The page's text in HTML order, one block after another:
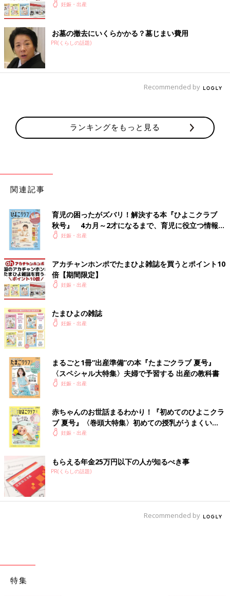
妊娠・出産
お墓の撤去にいくらかかる？墓じまい費用
PR(くらしの話題)
Recommended by
ランキングをもっと見る
関連記事
育児の困ったがズバリ！解決する本『ひよこクラブ
秋号』 4カ月～2才になるまで、育児に役立つ情報が
いっぱい！
妊娠・出産
アカチャンホンポでたまひよ雑誌を買うとポイント10
倍【期間限定】
妊娠・出産
たまひよの雑誌
妊娠・出産
まるごと1冊“出産準備”の本『たまごクラブ 夏号』
〈スペシャル大特集〉夫婦で予習する 出産の教科書
妊娠・出産
赤ちゃんのお世話まるわかり！『初めてのひよこクラ
ブ 夏号』〈巻頭大特集〉初めての授乳がうまくい
く！ おっぱい・ミルクの基本と夏のトラブル 解決テ
妊娠・出産
もらえる年金25万円以下の人が知るべき事
PR(くらしの話題)
Recommended by
特集